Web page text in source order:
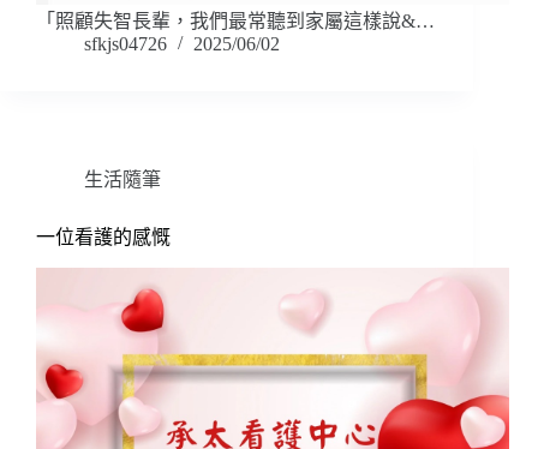
「照顧失智長輩，我們最常聽到家屬這樣說&…
sfkjs04726
2025/06/02
生活隨筆
一位看護的感慨